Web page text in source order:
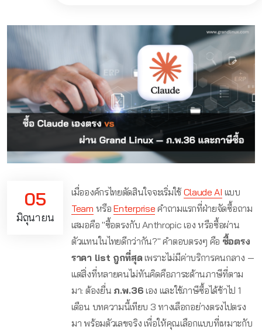
05
มิถุนายน
เมื่อองค์กรไทยตัดสินใจจะเริ่มใช้ Claude AI แบบ
Team หรือEnterprise คำถามแรกที่ฝ่ายจัดซื้อถาม
เสมอคือ "ซื้อตรงกับ Anthropic เอง หรือซื้อผ่าน
ตัวแทนในไทยดีกว่ากัน?" คำตอบตรงๆ คือ ซื้อตรง
ราคา list ถูกที่สุดเพราะไม่มีค่าบริการคนกลาง —
แต่สิ่งที่หลายคนไม่ทันคิดคือภาระด้านภาษีที่ตาม
มา: ต้องยื่น ภ.พ.36 เอง และใช้ภาษีซื้อได้ช้าไป 1
เดือน บทความนี้เทียบ 3 ทางเลือกอย่างตรงไปตรง
มา พร้อมตัวเลขจริง เพื่อให้คุณเลือกแบบที่เหมาะกับ